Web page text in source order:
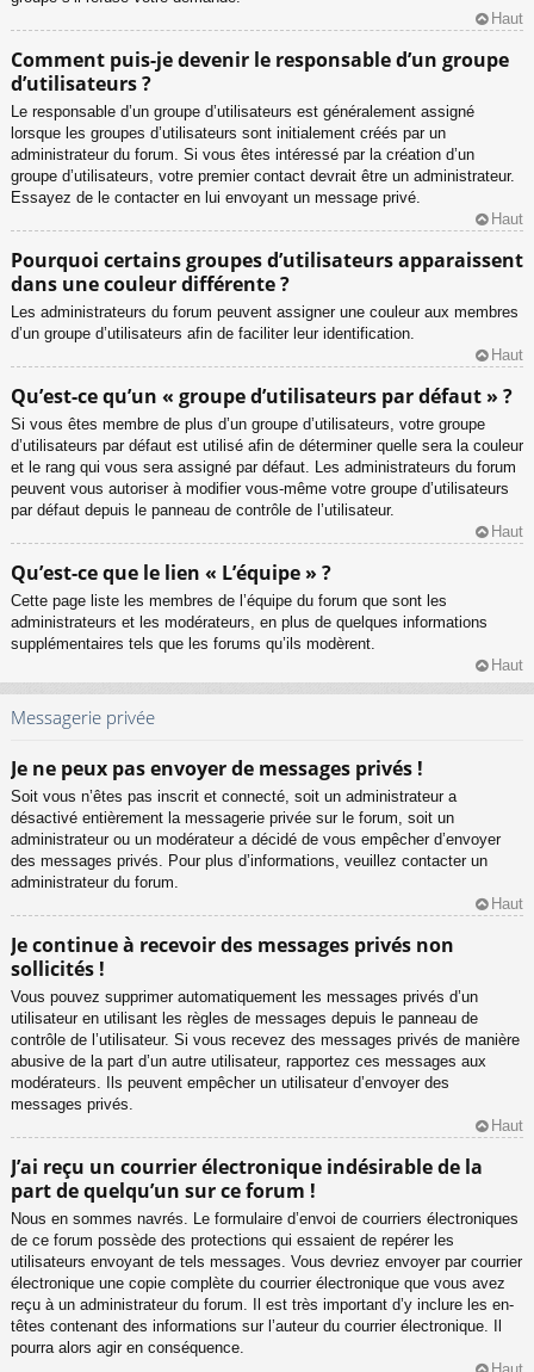
Haut
Comment puis-je devenir le responsable d’un groupe
d’utilisateurs ?
Le responsable d’un groupe d’utilisateurs est généralement assigné
lorsque les groupes d’utilisateurs sont initialement créés par un
administrateur du forum. Si vous êtes intéressé par la création d’un
groupe d’utilisateurs, votre premier contact devrait être un administrateur.
Essayez de le contacter en lui envoyant un message privé.
Haut
Pourquoi certains groupes d’utilisateurs apparaissent
dans une couleur différente ?
Les administrateurs du forum peuvent assigner une couleur aux membres
d’un groupe d’utilisateurs afin de faciliter leur identification.
Haut
Qu’est-ce qu’un « groupe d’utilisateurs par défaut » ?
Si vous êtes membre de plus d’un groupe d’utilisateurs, votre groupe
d’utilisateurs par défaut est utilisé afin de déterminer quelle sera la couleur
et le rang qui vous sera assigné par défaut. Les administrateurs du forum
peuvent vous autoriser à modifier vous-même votre groupe d’utilisateurs
par défaut depuis le panneau de contrôle de l’utilisateur.
Haut
Qu’est-ce que le lien « L’équipe » ?
Cette page liste les membres de l’équipe du forum que sont les
administrateurs et les modérateurs, en plus de quelques informations
supplémentaires tels que les forums qu’ils modèrent.
Haut
Messagerie privée
Je ne peux pas envoyer de messages privés !
Soit vous n’êtes pas inscrit et connecté, soit un administrateur a
désactivé entièrement la messagerie privée sur le forum, soit un
administrateur ou un modérateur a décidé de vous empêcher d’envoyer
des messages privés. Pour plus d’informations, veuillez contacter un
administrateur du forum.
Haut
Je continue à recevoir des messages privés non
sollicités !
Vous pouvez supprimer automatiquement les messages privés d’un
utilisateur en utilisant les règles de messages depuis le panneau de
contrôle de l’utilisateur. Si vous recevez des messages privés de manière
abusive de la part d’un autre utilisateur, rapportez ces messages aux
modérateurs. Ils peuvent empêcher un utilisateur d’envoyer des
messages privés.
Haut
J’ai reçu un courrier électronique indésirable de la
part de quelqu’un sur ce forum !
Nous en sommes navrés. Le formulaire d’envoi de courriers électroniques
de ce forum possède des protections qui essaient de repérer les
utilisateurs envoyant de tels messages. Vous devriez envoyer par courrier
électronique une copie complète du courrier électronique que vous avez
reçu à un administrateur du forum. Il est très important d’y inclure les en-
têtes contenant des informations sur l’auteur du courrier électronique. Il
pourra alors agir en conséquence.